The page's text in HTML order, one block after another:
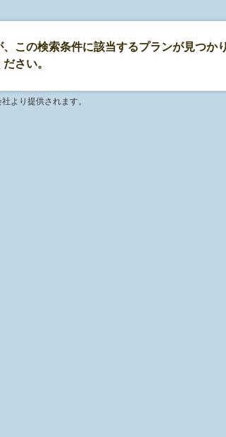
この検索条件に該当するプランが見つか
さい。
より提供されます。